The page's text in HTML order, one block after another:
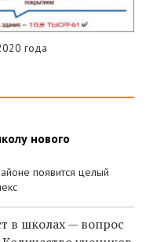
года
нового
появится целый
в школах — вопрос